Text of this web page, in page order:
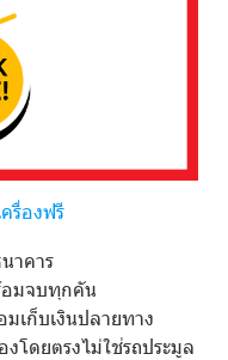
รื่องฟรี
าคาร
อมจบทุกคัน
เก็บเงินปลายทาง
โดยตรงไม่ใช่รถประมูล